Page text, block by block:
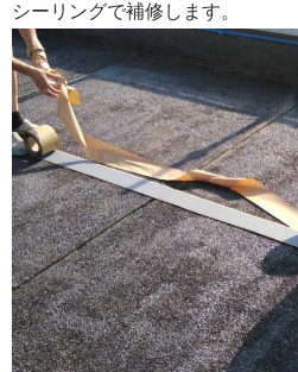
シーリングで補修します。